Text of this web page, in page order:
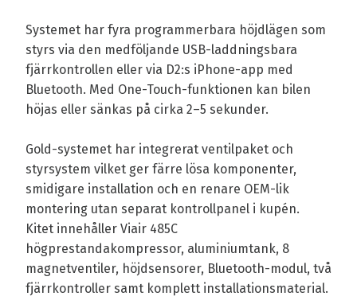
Systemet har fyra programmerbara höjdlägen som
styrs via den medföljande USB-laddningsbara
fjärrkontrollen eller via D2:s iPhone-app med
Bluetooth. Med One-Touch-funktionen kan bilen
höjas eller sänkas på cirka 2–5 sekunder.
Gold-systemet har integrerat ventilpaket och
styrsystem vilket ger färre lösa komponenter,
smidigare installation och en renare OEM-lik
montering utan separat kontrollpanel i kupén.
Kitet innehåller Viair 485C
högprestandakompressor, aluminiumtank, 8
magnetventiler, höjdsensorer, Bluetooth-modul, två
fjärrkontroller samt komplett installationsmaterial.